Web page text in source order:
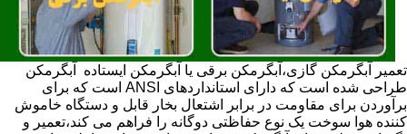
تعمیر آبگرمکن گازی،آبگرمکن برقی یا آبگرمکن ایستاده ​ آبگرمکن
طراحی شده است که دارای استانداردهای ANSI است که برای
برآوردن برای مقاومت در برابر اشتعال بخار قابل و دستگاه خاموش
کننده هوا سوخت یک نوع حفاظتی دوگانه را فراهم می کند،تعمیر و